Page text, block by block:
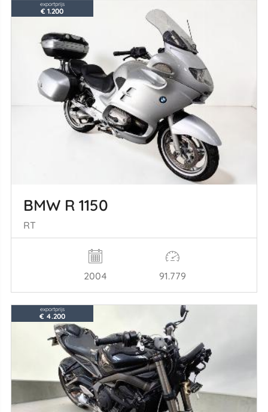
exportprijs
€ 1.200
BMW R 1150
RT
2004 91.779
exportprijs
€ 4.200